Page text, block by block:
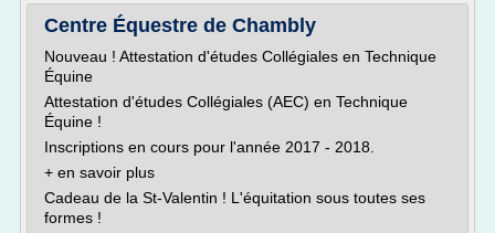
Centre Équestre de Chambly
Nouveau ! Attestation d'études Collégiales en Technique
Équine
Attestation d'études Collégiales (AEC) en Technique
Équine !
Inscriptions en cours pour l'année 2017 - 2018.
+ en savoir plus
Cadeau de la St-Valentin ! L'équitation sous toutes ses
formes !